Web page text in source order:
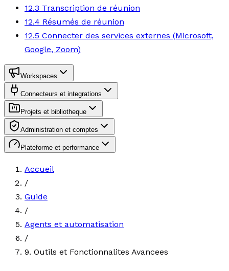
12.3 Transcription de réunion
12.4 Résumés de réunion
12.5 Connecter des services externes (Microsoft,
Google, Zoom)
Workspaces
Connecteurs et integrations
Projets et bibliotheque
Administration et comptes
Plateforme et performance
Accueil
/
Guide
/
Agents et automatisation
/
9. Outils et Fonctionnalites Avancees